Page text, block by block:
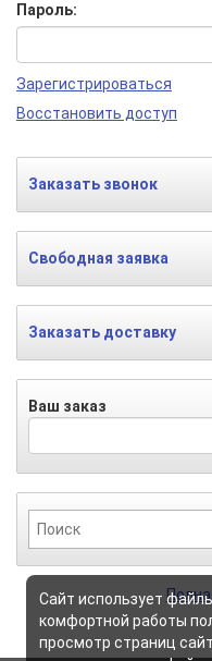
Пароль:
Зарегистрироваться
Восстановить доступ
Заказать звонок
Свободная заявка
Заказать доставку
Ваш заказ
Сайт использует
комфортной работы
просмотр страниц